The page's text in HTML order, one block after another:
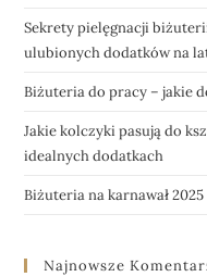
Sekrety pielęgnacji
ulubionych dodatków na
Biżuteria do pracy – jakie
Jakie kolczyki pasują do
idealnych dodatkach
Biżuteria na karnawał
Najnowsze